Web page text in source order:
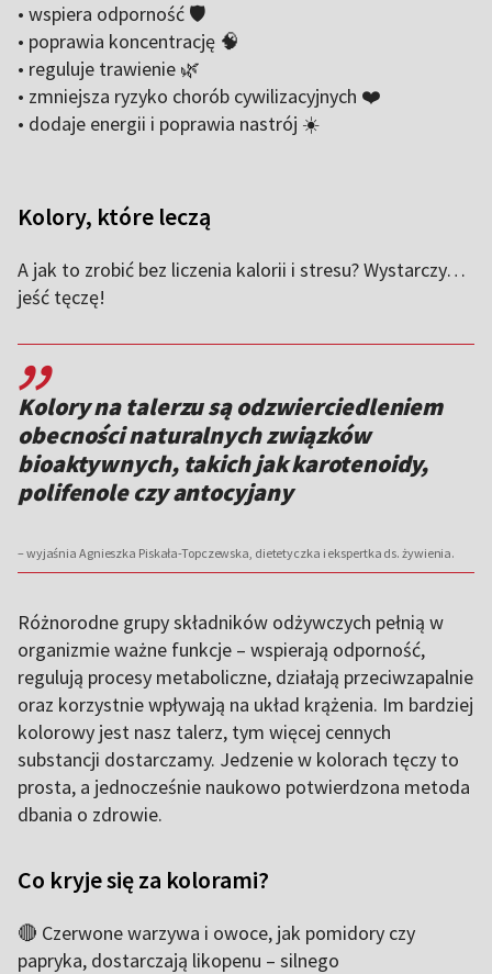
• wspiera odporność 🛡️
• poprawia koncentrację 🧠
• reguluje trawienie 🌿
• zmniejsza ryzyko chorób cywilizacyjnych ❤️
• dodaje energii i poprawia nastrój ☀️
Kolory, które leczą
A jak to zrobić bez liczenia kalorii i stresu? Wystarczy…
jeść tęczę!
,,
Kolory na talerzu są odzwierciedleniem
obecności naturalnych związków
bioaktywnych, takich jak karotenoidy,
polifenole czy antocyjany
– wyjaśnia Agnieszka Piskała-Topczewska, dietetyczka i ekspertka ds. żywienia.
Różnorodne grupy składników odżywczych pełnią w
organizmie ważne funkcje – wspierają odporność,
regulują procesy metaboliczne, działają przeciwzapalnie
oraz korzystnie wpływają na układ krążenia. Im bardziej
kolorowy jest nasz talerz, tym więcej cennych
substancji dostarczamy. Jedzenie w kolorach tęczy to
prosta, a jednocześnie naukowo potwierdzona metoda
dbania o zdrowie.
Co kryje się za kolorami?
🔴 Czerwone warzywa i owoce, jak pomidory czy
papryka, dostarczają likopenu – silnego